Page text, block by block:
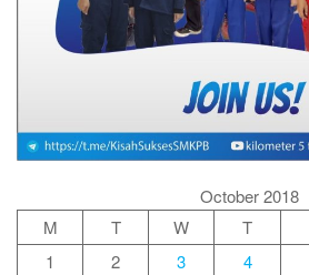
October 2018
M
T W T
1
2 3 4